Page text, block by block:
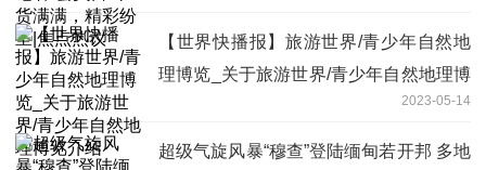
【世界快播报】旅游世界/青少年自然地
理博览_关于旅游世界/青少年自然地理博
2023-05-14
超级气旋风暴“穆查”登陆缅甸若开邦 多地